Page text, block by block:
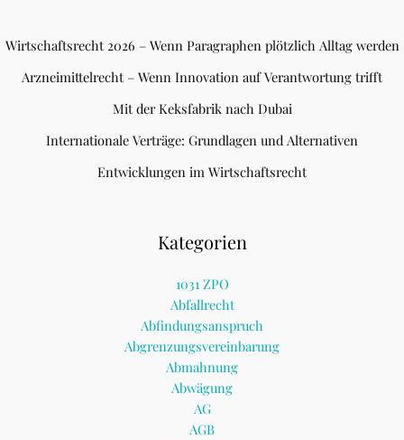
Wirtschaftsrecht 2026 – Wenn Paragraphen plötzlich Alltag werden
Arzneimittelrecht – Wenn Innovation auf Verantwortung trifft
Mit der Keksfabrik nach Dubai
Internationale Verträge: Grundlagen und Alternativen
Entwicklungen im Wirtschaftsrecht
Kategorien
1031 ZPO
Abfallrecht
Abfindungsanspruch
Abgrenzungsvereinbarung
Abmahnung
Abwägung
AG
AGB